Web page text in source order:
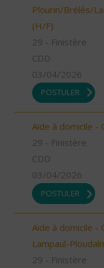
Plourin/Brélès/
(H/F)
29 - Finistère
CDD
03/04/2026
POSTULER
Aide à domicile -
29 - Finistère
CDD
03/04/2026
POSTULER
Aide à domicile -
Lampaul-
29 - Finistère